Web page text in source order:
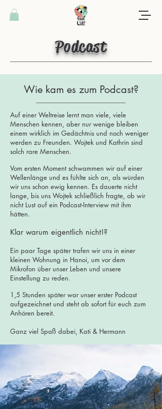
Podcast
Wie kam es zum Podcast?
Auf einer Weltreise lernt man viele, viele
Menschen kennen, aber nur wenige bleiben
einem wirklich im Gedächtnis und noch weniger
werden zu Freunden. Wojtek und Kathrin sind
solch rare Menschen.
Vom ersten Moment schwammen wir auf einer
Wellenlänge und es fühlte sich an, als würden
wir uns schon ewig kennen. Es dauerte nicht
lange, bis uns Wojtek schließlich fragte, ob wir
nicht Lust auf ein Podcast-Interview mit ihm
hätten.
Klar warum eigentlich nicht!?
Ein paar Tage später trafen wir uns in einer
kleinen Wohnung in Hanoi, um vor dem
Mikrofon über unser Leben und unsere
Einstellung zu reden.
1,5 Stunden später war unser erster Podcast
aufgezeichnet und steht ab sofort für euch zum
Anhören bereit.
Ganz viel Spaß dabei, Kati & Hermann